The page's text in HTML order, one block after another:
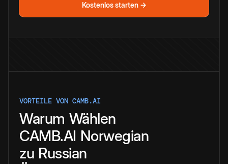
Kostenlos starten →
VORTEILE VON CAMB.AI
Warum Wählen
CAMB.AI Norwegian
zu Russian